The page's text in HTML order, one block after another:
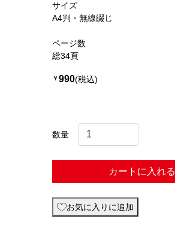
サイズ
A4判・無線綴じ
ページ数
総34頁
￥990(税込)
数量
カートに入れる
お気に入りに追加